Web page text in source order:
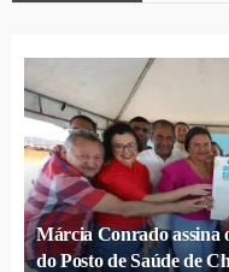
Márcia Conrado assina
do Posto de Saúde de